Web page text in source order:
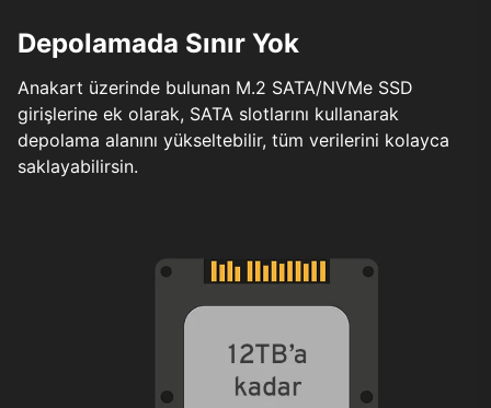
Depolamada Sınır Yok
Anakart üzerinde bulunan M.2 SATA/NVMe SSD
girişlerine ek olarak, SATA slotlarını kullanarak
depolama alanını yükseltebilir, tüm verilerini kolayca
saklayabilirsin.